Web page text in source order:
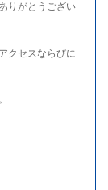
りがとうござい
クセスならびに